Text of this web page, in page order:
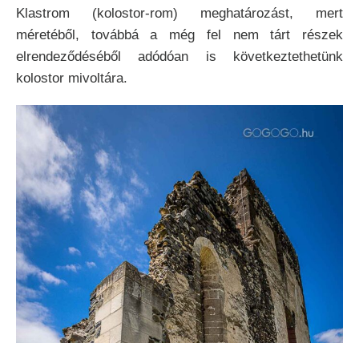
Klastrom (kolostor-rom) meghatározást, mert
méretéből, továbbá a még fel nem tárt részek
elrendeződéséből adódóan is következtethetünk
kolostor mivoltára.